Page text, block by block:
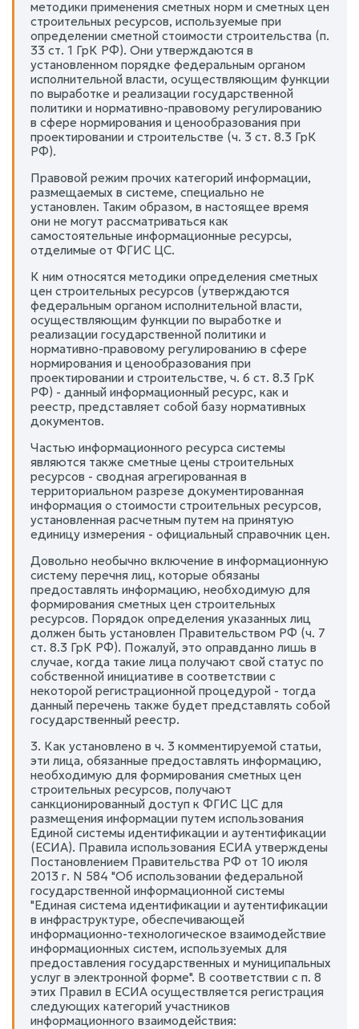
методики применения сметных норм и сметных цен
строительных ресурсов, используемые при
определении сметной стоимости строительства (п.
33 ст. 1 ГрК РФ). Они утверждаются в
установленном порядке федеральным органом
исполнительной власти, осуществляющим функции
по выработке и реализации государственной
политики и нормативно-правовому регулированию
в сфере нормирования и ценообразования при
проектировании и строительстве (ч. 3 ст. 8.3 ГрК
РФ).
Правовой режим прочих категорий информации,
размещаемых в системе, специально не
установлен. Таким образом, в настоящее время
они не могут рассматриваться как
самостоятельные информационные ресурсы,
отделимые от ФГИС ЦС.
К ним относятся методики определения сметных
цен строительных ресурсов (утверждаются
федеральным органом исполнительной власти,
осуществляющим функции по выработке и
реализации государственной политики и
нормативно-правовому регулированию в сфере
нормирования и ценообразования при
проектировании и строительстве, ч. 6 ст. 8.3 ГрК
РФ) - данный информационный ресурс, как и
реестр, представляет собой базу нормативных
документов.
Частью информационного ресурса системы
являются также сметные цены строительных
ресурсов - сводная агрегированная в
территориальном разрезе документированная
информация о стоимости строительных ресурсов,
установленная расчетным путем на принятую
единицу измерения - официальный справочник цен.
Довольно необычно включение в информационную
систему перечня лиц, которые обязаны
предоставлять информацию, необходимую для
формирования сметных цен строительных
ресурсов. Порядок определения указанных лиц
должен быть установлен Правительством РФ (ч. 7
ст. 8.3 ГрК РФ). Пожалуй, это оправданно лишь в
случае, когда такие лица получают свой статус по
собственной инициативе в соответствии с
некоторой регистрационной процедурой - тогда
данный перечень также будет представлять собой
государственный реестр.
3. Как установлено в ч. 3 комментируемой статьи,
эти лица, обязанные предоставлять информацию,
необходимую для формирования сметных цен
строительных ресурсов, получают
санкционированный доступ к ФГИС ЦС для
размещения информации путем использования
Единой системы идентификации и аутентификации
(ЕСИА). Правила использования ЕСИА утверждены
Постановлением Правительства РФ от 10 июля
2013 г. N 584 "Об использовании федеральной
государственной информационной системы
"Единая система идентификации и аутентификации
в инфраструктуре, обеспечивающей
информационно-технологическое взаимодействие
информационных систем, используемых для
предоставления государственных и муниципальных
услуг в электронной форме". В соответствии с п. 8
этих Правил в ЕСИА осуществляется регистрация
следующих категорий участников
информационного взаимодействия: